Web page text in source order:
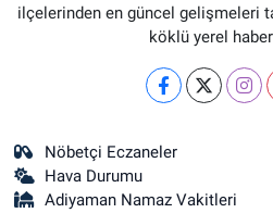
ilçelerinden en güncel gelişmeleri
köklü yerel
Nöbetçi Eczaneler
Hava Durumu
Adiyaman Namaz Vakitleri